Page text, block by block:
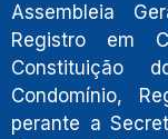
Assembleia
Registro em
Constituição
Condomínio,
perante a